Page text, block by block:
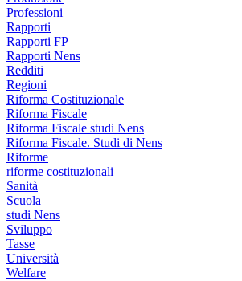
Professioni
Rapporti
Rapporti FP
Rapporti Nens
Redditi
Regioni
Riforma Costituzionale
Riforma Fiscale
Riforma Fiscale studi Nens
Riforma Fiscale. Studi di Nens
Riforme
riforme costituzionali
Sanità
Scuola
studi Nens
Sviluppo
Tasse
Università
Welfare